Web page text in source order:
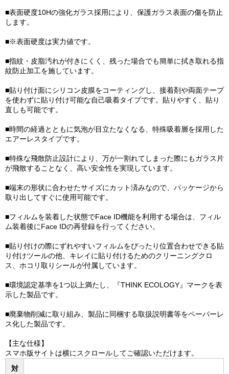
■表面硬度10Hの強化ガラス採用により、保護ガラス表面の傷を防止
します。
■※表面硬度は実力値です。
■指紋・皮脂汚れが付きにくく、残った場合でも簡単に拭き取れる指
紋防止加工を施しています。
■貼り付け面にシリコン皮膜をコーティングし、接着剤や両面テープ
を使わずに貼り付け可能な自己吸着タイプです。貼りやすく、貼り
直しも可能です。
■時間の経過とともに気泡が目立たなくなる、特殊吸着層を採用した
エアーレスタイプです。
■特殊な飛散防止設計により、万が一割れてしまった際にもガラス片
が飛散することなく、高い安全性を実現しています。
■端末の形状に合わせたサイズにカット済みなので、パッケージから
取り出してすぐに使用可能です。
■フィルムを装着した状態でFace ID機能を利用する場合は、フィル
ム装着後にFace IDの再登録を行ってください。
■貼り付けの際にずれやすいフィルムをぴったり位置合わせできる貼
り付けツールの他、キレイに貼り付けるためのクリーニングクロ
ス、ホコリ取りシールが付属しています。
■環境認定基準を1つ以上満たし、『THINK ECOLOGY』マークを表
示した製品です。
■廃棄物削減に取り組み、製品に同梱する取扱説明書等をペーパーレ
ス化した製品です。
【主な仕様】
スマホ版サイトは横にスクロールしてご確認いただけます。
対